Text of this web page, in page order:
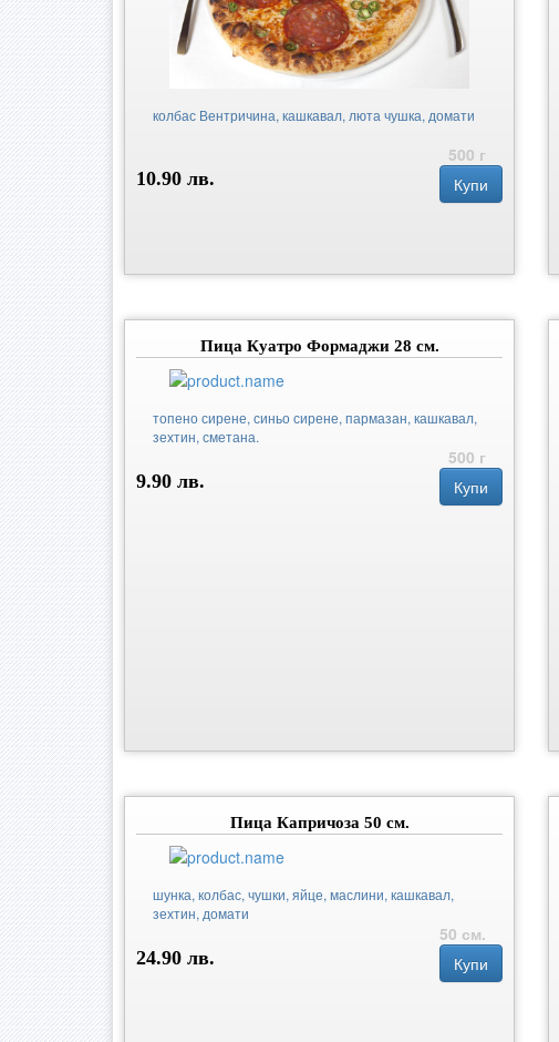
колбас Вентричина, кашкавал, люта чушка, домати
500 г
10.90 лв.
Купи
Пица Куатро Формаджи 28 см.
топено сирене, синьо сирене, пармазан, кашкавал,
зехтин, сметана.
500 г
9.90 лв.
Купи
Пица Капричоза 50 см.
шунка, колбас, чушки, яйце, маслини, кашкавал,
зехтин, домати
50 см.
24.90 лв.
Купи